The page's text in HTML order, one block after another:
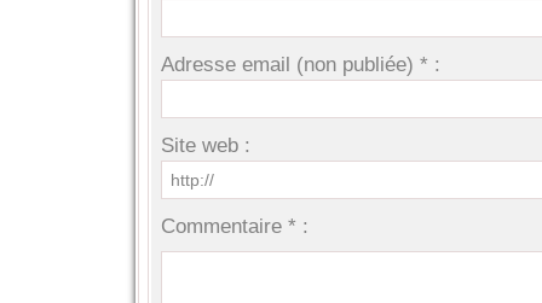
Adresse email (non publiée) * :
Site web :
Commentaire * :